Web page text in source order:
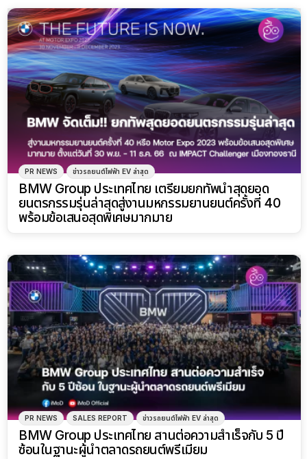
PR NEWS ข่าวรถยนต์ไฟฟ้า EV ล่าสุด
BMW Group ประเทศไทย เตรียมยกทัพนำสุดยอด
ยนตรกรรมรุ่นล่าสุดสู่งานมหกรรมยานยนต์ครั้งที่ 40
พร้อมข้อเสนอสุดพิเศษมากมาย
PR NEWS SALES REPORT ข่าวรถยนต์ไฟฟ้า EV ล่าสุด
BMW Group ประเทศไทย สานต่อความสำเร็จกับ 5 ปี
ซ้อนในฐานะผู้นำตลาดรถยนต์พรีเมียม